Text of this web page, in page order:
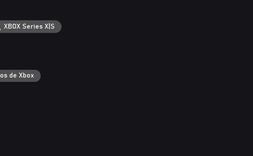
XBOX Series X|S
de Xbox